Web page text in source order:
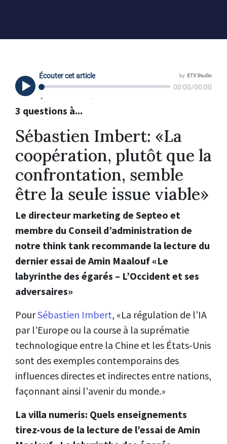
3 questions à...
Sébastien Imbert: «La
coopération, plutôt que la
confrontation, semble
être la seule issue viable»
Le directeur marketing de Septeo et
membre du Conseil d’administration de
notre think tank recommande la lecture du
dernier essai de Amin Maalouf «Le
labyrinthe des égarés – L’Occident et ses
adversaires»
PourSébastien Imbert, «La régulation de l’IA
par l’Europe ou la course à la suprématie
technologique entre la Chine et les États-Unis
sont des exemples contemporains des
influences directes et indirectes entre nations,
façonnant ainsi l'avenir du monde.»
La villa numeris: Quels enseignements
tirez-vous de la lecture de l’essai de Amin